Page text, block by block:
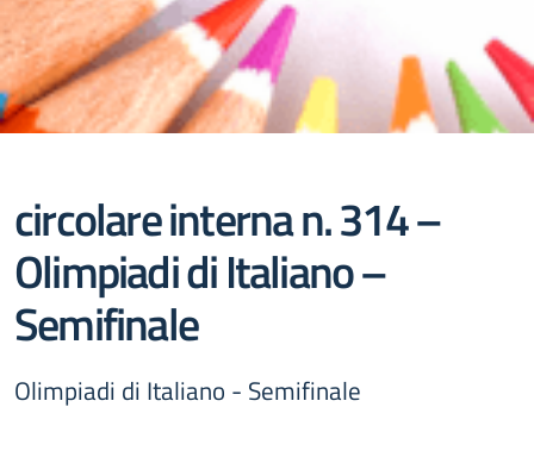
circolare interna n. 314 –
Olimpiadi di Italiano –
Semifinale
Olimpiadi di Italiano - Semifinale